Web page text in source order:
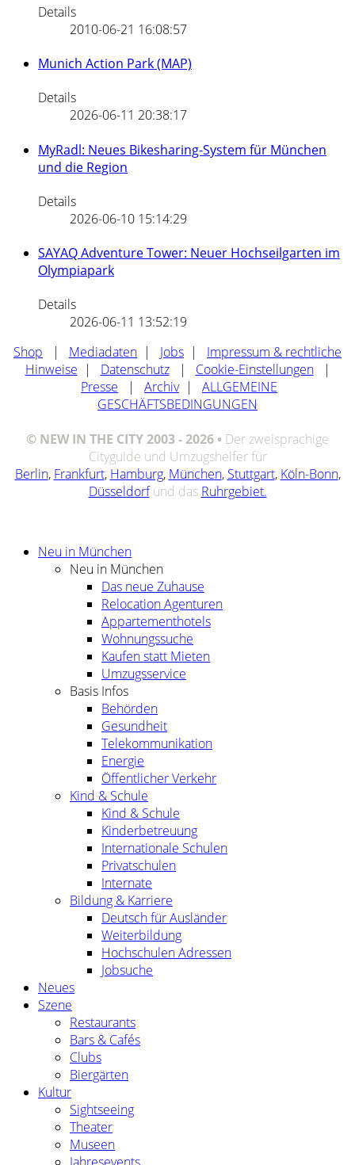
Details
2010-06-21 16:08:57
Munich Action Park (MAP)
Details
2026-06-11 20:38:17
MyRadl: Neues Bikesharing-System für München
und die Region
Details
2026-06-10 15:14:29
SAYAQ Adventure Tower: Neuer Hochseilgarten im
Olympiapark
Details
2026-06-11 13:52:19
Shop | Mediadaten | Jobs | Impressum & rechtliche
Hinweise | Datenschutz | Cookie-Einstellungen
|
Presse | Archiv | ALLGEMEINE
GESCHÄFTSBEDINGUNGEN
© NEW IN THE CITY 2003 - 2026 • Der zweisprachige
Cityguide und Umzugshelfer für
Berlin, Frankfurt, Hamburg, München, Stuttgart, Köln-Bonn,
Düsseldorf und das Ruhrgebiet.
Neu in München
Neu in München
Das neue Zuhause
Relocation Agenturen
Appartementhotels
Wohnungssuche
Kaufen statt Mieten
Umzugsservice
Basis Infos
Behörden
Gesundheit
Telekommunikation
Energie
Öffentlicher Verkehr
Kind & Schule
Kind & Schule
Kinderbetreuung
Internationale Schulen
Privatschulen
Internate
Bildung & Karriere
Deutsch für Ausländer
Weiterbildung
Hochschulen Adressen
Jobsuche
Neues
Szene
Restaurants
Bars & Cafés
Clubs
Biergärten
Kultur
Sightseeing
Theater
Museen